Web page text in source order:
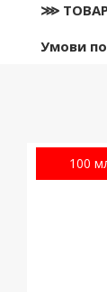
⋙
Умови
100